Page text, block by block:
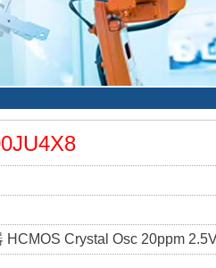
HCMOS Crystal Osc 20ppm